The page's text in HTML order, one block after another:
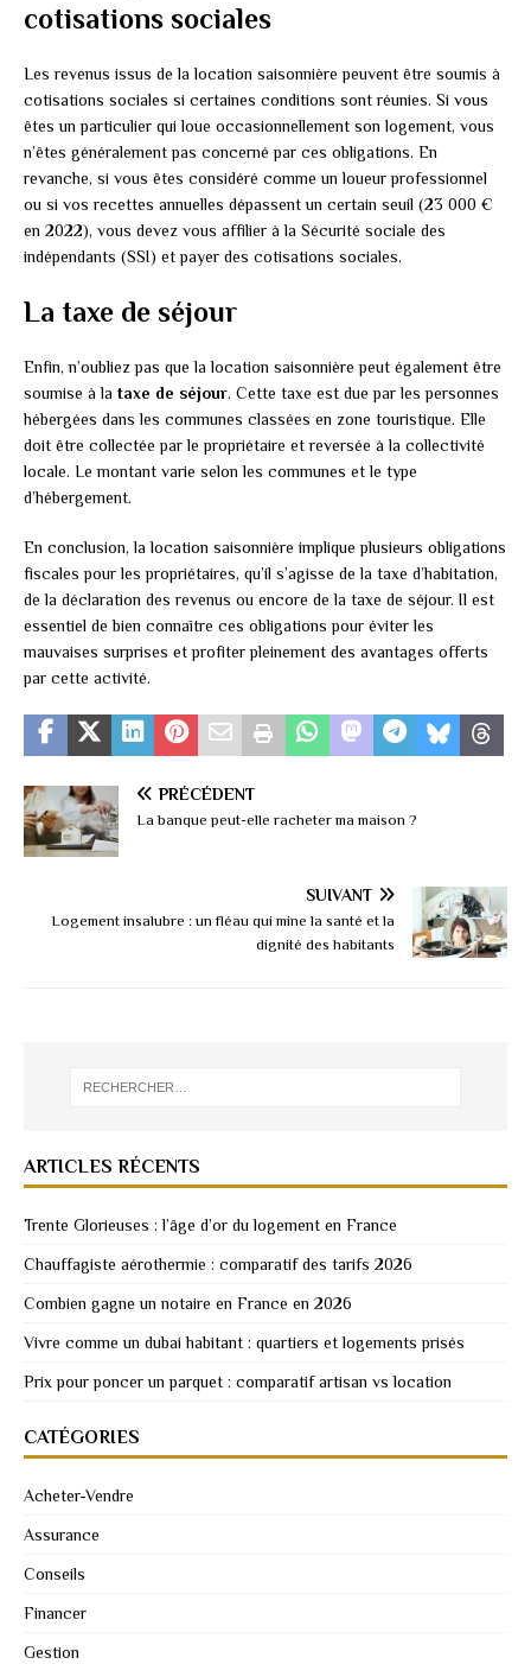
cotisations sociales
Les revenus issus de la location saisonnière peuvent être soumis à
cotisations sociales si certaines conditions sont réunies. Si vous
êtes un particulier qui loue occasionnellement son logement, vous
n’êtes généralement pas concerné par ces obligations. En
revanche, si vous êtes considéré comme un loueur professionnel
ou si vos recettes annuelles dépassent un certain seuil (23 000 €
en 2022), vous devez vous affilier à la Sécurité sociale des
indépendants (SSI) et payer des cotisations sociales.
La taxe de séjour
Enfin, n’oubliez pas que la location saisonnière peut également être
soumise à la taxe de séjour. Cette taxe est due par les personnes
hébergées dans les communes classées en zone touristique. Elle
doit être collectée par le propriétaire et reversée à la collectivité
locale. Le montant varie selon les communes et le type
d’hébergement.
En conclusion, la location saisonnière implique plusieurs obligations
fiscales pour les propriétaires, qu’il s’agisse de la taxe d’habitation,
de la déclaration des revenus ou encore de la taxe de séjour. Il est
essentiel de bien connaître ces obligations pour éviter les
mauvaises surprises et profiter pleinement des avantages offerts
par cette activité.
PRÉCÉDENT
La banque peut-elle racheter ma maison ?
SUIVANT
Logement insalubre : un fléau qui mine la santé et la
dignité des habitants
ARTICLES RÉCENTS
Trente Glorieuses : l’âge d’or du logement en France
Chauffagiste aérothermie : comparatif des tarifs 2026
Combien gagne un notaire en France en 2026
Vivre comme un dubai habitant : quartiers et logements prisés
Prix pour poncer un parquet : comparatif artisan vs location
CATÉGORIES
Acheter-Vendre
Assurance
Conseils
Financer
Gestion